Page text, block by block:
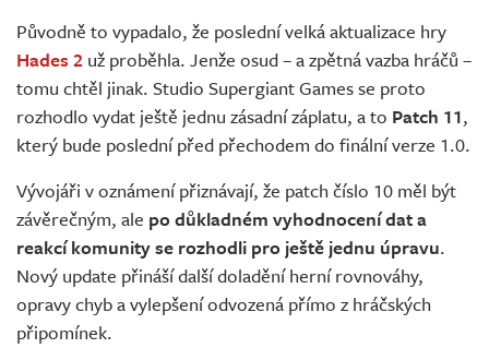
Živě
Původně to vypadalo, že poslední velká aktualizace hry
Hades 2 už proběhla. Jenže osud – a zpětná vazba hráčů –
tomu chtěl jinak. Studio Supergiant Games se proto
rozhodlo vydat ještě jednu zásadní záplatu, a to Patch 11,
který bude poslední před přechodem do finální verze 1.0.
Vývojáři v oznámení přiznávají, že patch číslo 10 měl být
závěrečným, ale po důkladném vyhodnocení dat a
reakcí komunity se rozhodli pro ještě jednu úpravu.
Nový update přináší další doladění herní rovnováhy,
opravy chyb a vylepšení odvozená přímo z hráčských
připomínek.